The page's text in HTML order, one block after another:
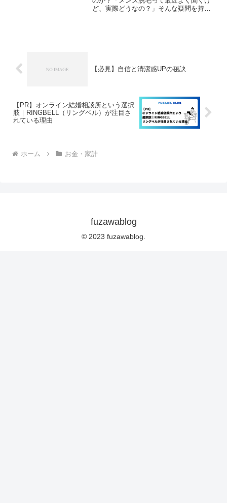
ど、実際どうなの？」そんな疑問を持つ
【必見】自信と清潔感UPの秘訣
【PR】オンライン結婚相談所という選択
肢｜RINGBELL（リングベル）が注目さ
れている理由
ホーム お金・家計
fuzawablog
© 2023 fuzawablog.